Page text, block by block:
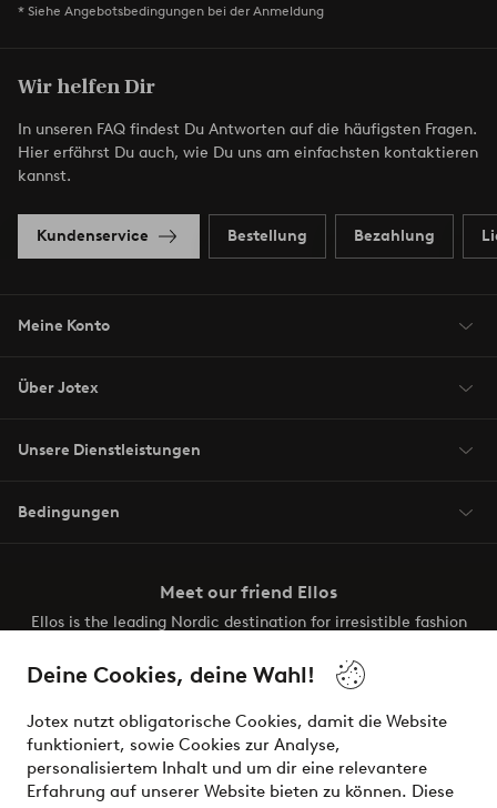
Deine Cookies, deine Wahl!
Jotex nutzt obligatorische Cookies, damit die Website
funktioniert, sowie Cookies zur Analyse,
personalisiertem Inhalt und um dir eine relevantere
Erfahrung auf unserer Website bieten zu können. Diese
* Siehe Angebotsbedingungen bei der Anmeldung
Wir helfen Dir
In unseren FAQ findest Du Antworten auf die häufigsten Fragen.
Hier erfährst Du auch, wie Du uns am einfachsten kontaktieren
kannst.
Kundenservice Bestellung Bezahlung
Meine Konto
Über Jotex
Unsere Dienstleistungen
Bedingungen
Meet our friend Ellos
Ellos is the leading Nordic destination for irresistible fashion
the latest trends, curated to make finding your next look
effortless. It’s all here.
Visit Ellos